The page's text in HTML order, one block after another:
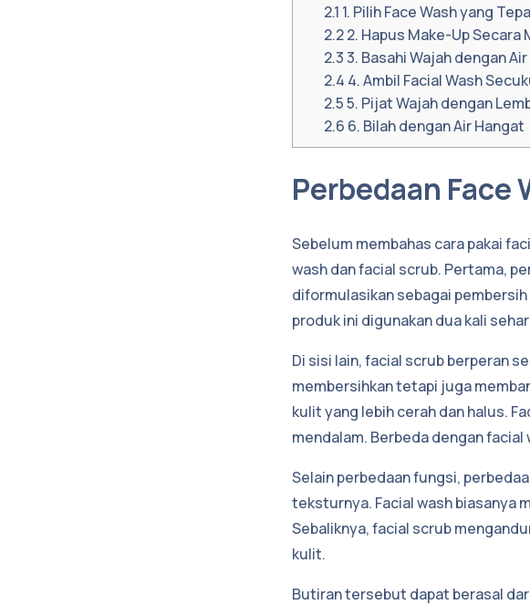
2.1 1. Pilih Face Wash yang
2.22. Hapus Make-Up Secara
2.33. Basahi Wajah dengan
2.4 4. Ambil Facial Wash
2.55. Pijat Wajah dengan
2.6 6. Bilah dengan Air Hangat
Perbedaan Face
Sebelum membahas cara pakai
wash dan facial scrub. Pertama,
diformulasikan sebagai
produk ini digunakan dua kali
Di sisi lain, facial scrub berperan
membersihkan tetapi juga
kulit yang lebih cerah dan halus.
mendalam. Berbeda dengan
Selain perbedaan fungsi,
teksturnya. Facial wash biasanya
Sebaliknya, facial scrub
kulit.
Butiran tersebut dapat berasal